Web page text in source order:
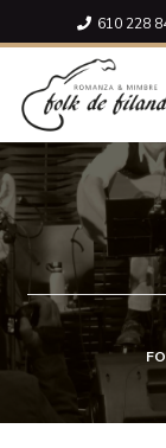
610 228